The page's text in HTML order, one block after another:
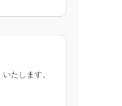
いたします。